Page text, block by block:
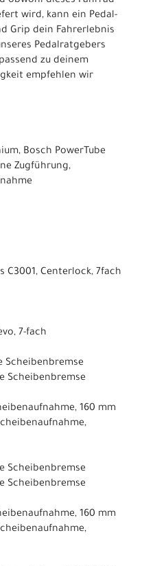
wird, kann ein Pedal-
Grip dein Fahrerlebnis
Pedalratgebers
zu deinem
empfehlen wir
Bosch PowerTube
Zugführung,
C3001, Centerlock, 7fach
7-fach
Scheibenbremse
Scheibenbremse
160 mm
Scheibenbremse
Scheibenbremse
160 mm